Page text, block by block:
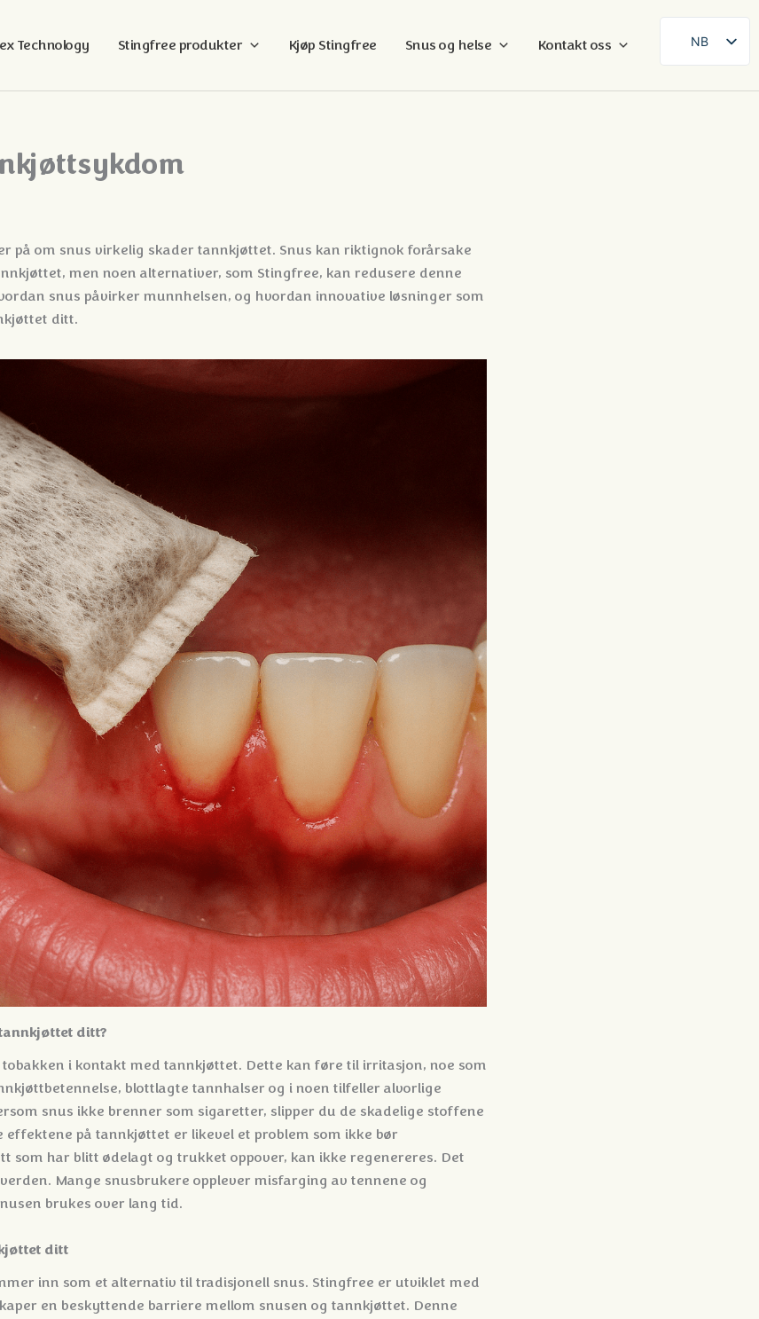
Technology Stingfree produkter Kjøp Stingfree Snus og helse Kontakt oss
NB
på om snus virkelig skader tannkjøttet. Snus kan riktignok forårsake
men noen alternativer, som Stingfree, kan redusere denne
snus påvirker munnhelsen, og hvordan innovative løsninger som
ditt.
ditt?
i kontakt med tannkjøttet. Dette kan føre til irritasjon, noe som
blottlagte tannhalser og i noen tilfeller alvorlige
snus ikke brenner som sigaretter, slipper du de skadelige stoffene
effektene på tannkjøttet er likevel et problem som ikke bør
som har blitt ødelagt og trukket oppover, kan ikke regenereres. Det
Mange snusbrukere opplever misfarging av tennene og
brukes over lang tid.
ditt
inn som et alternativ til tradisjonell snus. Stingfree er utviklet med
en beskyttende barriere mellom snusen og tannkjøttet. Denne